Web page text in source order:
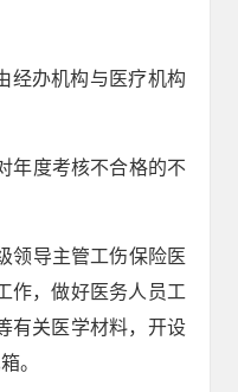
经办机构与医疗机构
年度考核不合格的不
领导主管工伤保险医
作，做好医务人员工
有关医学材料，开设
。